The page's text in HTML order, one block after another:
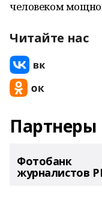
человеком
Читайте нас
Партнеры
Фотобанк
журналистов